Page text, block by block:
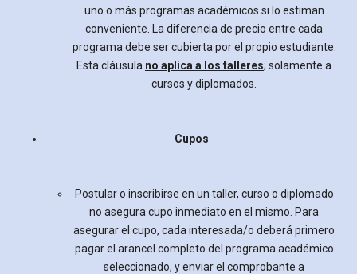
uno o más programas académicos si lo estiman
conveniente. La diferencia de precio entre cada
programa debe ser cubierta por el propio estudiante.
Esta cláusula no aplica a los talleres; solamente a
cursos y diplomados.
Cupos
Postular o inscribirse en un taller, curso o diplomado
no asegura cupo inmediato en el mismo. Para
asegurar el cupo, cada interesada/o deberá primero
pagar el arancel completo del programa académico
seleccionado, y enviar el comprobante a